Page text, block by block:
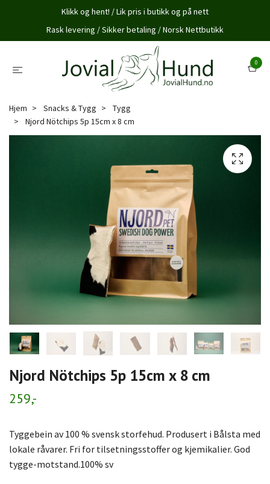
Klikk og hent! / Lik pris i butikk og på nett
Rask levering / Sikker betaling / Norsk Nettbutikk
0
Hjem Snacks & Tygg
Tygg
Njord Nötchips 5p 15cm x 8 cm
Njord Nötchips 5p 15cm x 8 cm
259,-
Tyggebein av 100 % svensk storfehud. Produsert i Bålsta med
lokale råvarer. Fri for tilsetningsstoffer og kjemikalier. God
tygge-motstand.100% sv